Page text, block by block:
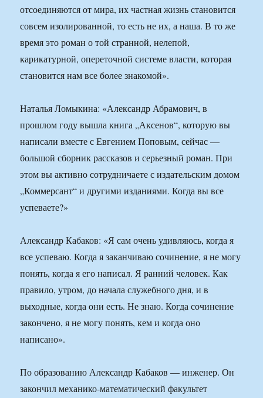
отсоединяются от мира, их частная жизнь становится
совсем изолированной, то есть не их, а наша. В то же
время это роман о той странной, нелепой,
карикатурной, опереточной системе власти, которая
становится нам все более знакомой».
Наталья Ломыкина: «Александр Абрамович, в
прошлом году вышла книга „Аксенов“, которую вы
написали вместе с Евгением Поповым, сейчас —
большой сборник рассказов и серьезный роман. При
этом вы активно сотрудничаете с издательским домом
„Коммерсант“ и другими изданиями. Когда вы все
успеваете?»
Александр Кабаков: «Я сам очень удивляюсь, когда я
все успеваю. Когда я заканчиваю сочинение, я не могу
понять, когда я его написал. Я ранний человек. Как
правило, утром, до начала служебного дня, и в
выходные, когда они есть. Не знаю. Когда сочинение
закончено, я не могу понять, кем и когда оно
написано».
По образованию Александр Кабаков — инженер. Он
закончил механико-математический факультет